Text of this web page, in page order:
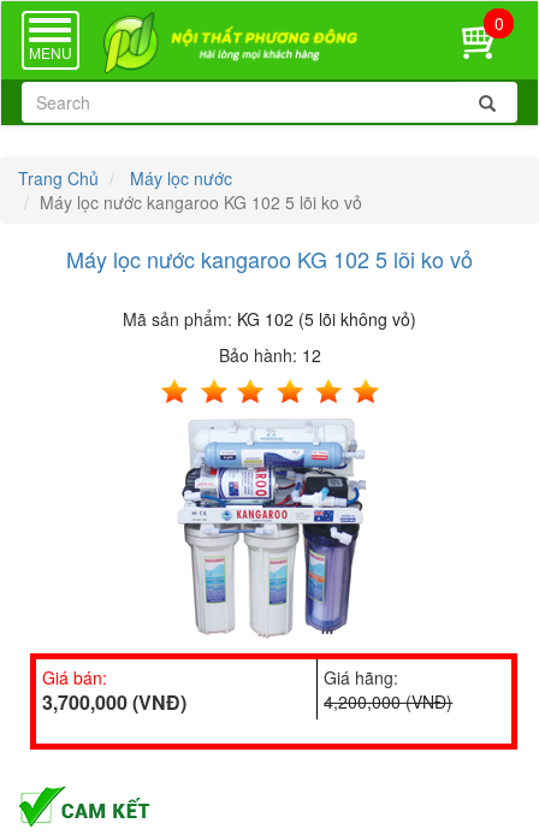
TOGGLE
NAVIGATION
MENU
0
Trang Chủ
Máy lọc nước
Máy lọc nước kangaroo KG 102 5 lõi ko vỏ
Máy lọc nước kangaroo KG 102 5 lõi ko vỏ
Mã sản phẩm: KG 102 (5 lõi không vỏ)
Bảo hành: 12
Giá bán:
3,700,000 (VNĐ)
Giá hãng:
4,200,000 (VNĐ)